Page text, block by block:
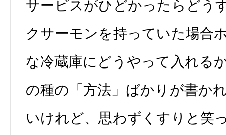
サービスがひどかったらどう
クサーモンを持っていた場合
な冷蔵庫にどうやって入れる
の種の「方法」ばかりが書か
いけれど、思わずくすりと笑